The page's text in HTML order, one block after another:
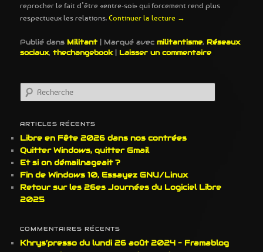
reprocher le fait d’être «entre-soi» qui forcement rend plus
respectueux les relations.Continuer la lecture →
Publié dans Militant | Marqué avec militantisme,Réseaux
sociaux,thechangebook |Laisser un commentaire
e
h
e
r
c
h
e
ARTICLES RÉCENTS
Libre en Fête 2026 dans nos contrées
Quitter Windows, quitter Gmail
Et si on démailnageait ?
Fin de Windows 10, Essayez GNU/Linux
Retour sur les 26es Journées du Logiciel Libre
2025
COMMENTAIRES RÉCENTS
Khrys’presso du lundi 26 août 2024 – Framablog